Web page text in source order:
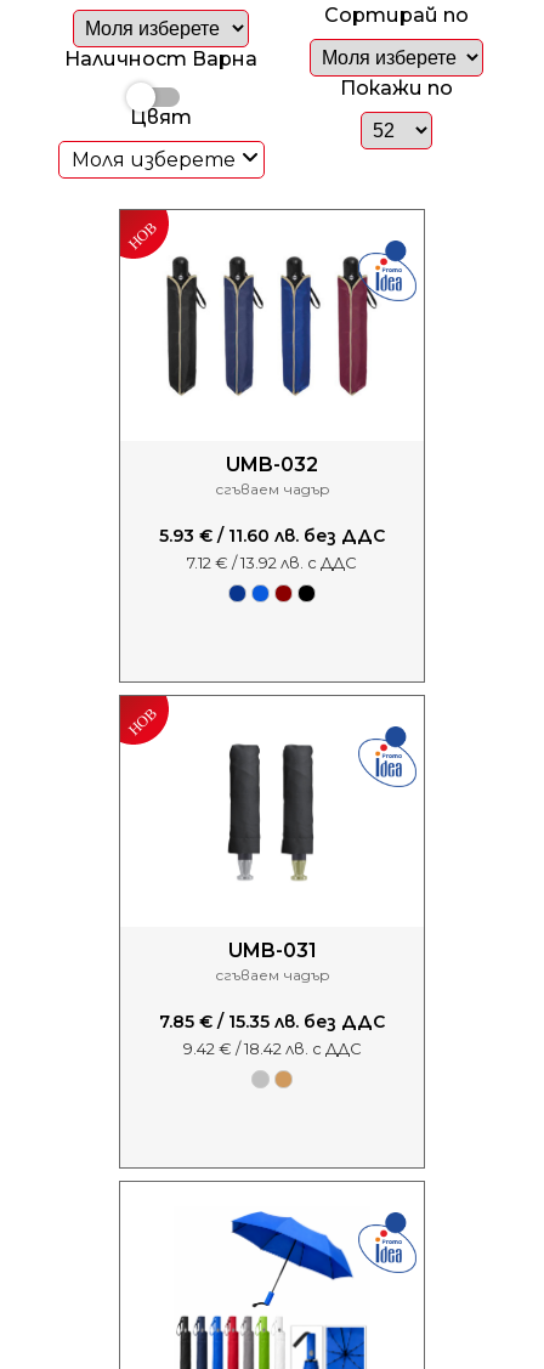
Наличност Варна
Цвят
Моля изберете
Сортирай по
Покажи по
UMB-032
сгъваем чадър
5.93 € / 11.60 лв. без ДДС
7.12 € / 13.92 лв. с ДДС
UMB-031
сгъваем чадър
7.85 € / 15.35 лв. без ДДС
9.42 € / 18.42 лв. с ДДС